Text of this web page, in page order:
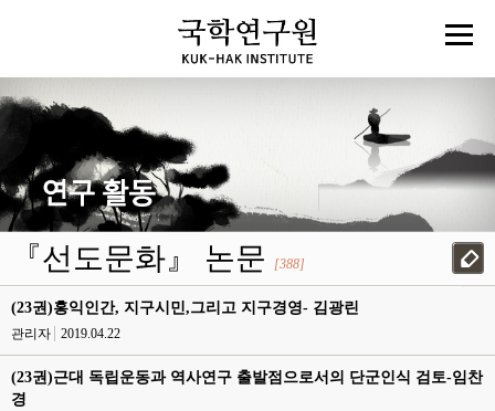
『선도문화』 논문 [388]
(23권)홍익인간, 지구시민,그리고 지구경영- 김광린
관리자 2019.04.22
(23권)근대 독립운동과 역사연구 출발점으로서의 단군인식 검토-임찬
경